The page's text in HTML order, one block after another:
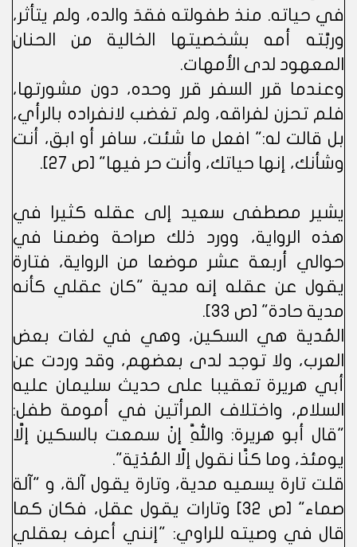
في حياته. منذ طفولته فقدَ والده، ولم يتأثر،
وربَّته أمه بشخصيتها الخالية من الحنان
المعهود لدى الأمهات.
وعندما قرر السفر قرر وحده، دون مشورتها،
فلم تحزن لفراقه، ولم تغضب لانفراده بالرأي،
بل قالت له:" افعل ما شئت، سافر أو ابق، أنت
وشأنك، إنها حياتك، وأنت حر فيها" [ص 27].
يشير مصطفى سعيد إلى عقله كثيرا في
هذه الرواية، وورد ذلك صراحة وضمنا في
حوالي أربعة عشر موضعا من الرواية، فتارة
يقول عن عقله إنه مدية "كان عقلي كأنه
مدية حادة" [ص 33].
المُدية هي السكين، وهي في لغات بعض
العرب، ولا توجد لدى بعضهم، وقد وردت عن
أبي هريرة تعقيبا على حديث سليمان عليه
السلام، واختلاف المرأتين في أمومة طفل:
"قال أبو هريرة: واللَّهِ إنْ سمعت بالسكين إلَّا
يومئذ، وما كنَّا نقول إلّا المُدْيَة".
قلت تارة يسميه مدية، وتارة يقول آلة، و "آلة
صماء" [ص 32] وتارات يقول عقل، فكان كما
قال في وصيته للراوي: "إنني أعرف بعقلي